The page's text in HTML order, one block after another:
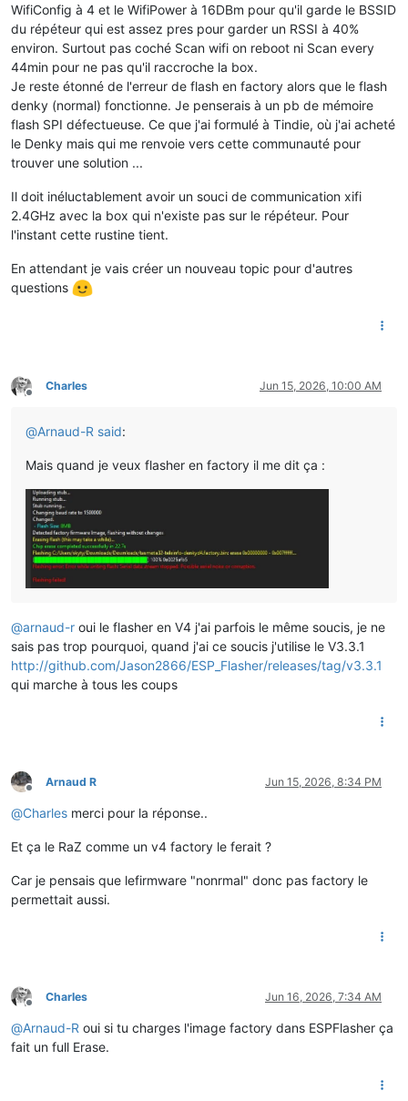
WifiConfig à 4 et le WifiPower à 16DBm pour qu'il garde le BSSID
du répéteur qui est assez pres pour garder un RSSI à 40%
environ. Surtout pas coché Scan wifi on reboot ni Scan every
44min pour ne pas qu'il raccroche la box.
Je reste étonné de l'erreur de flash en factory alors que le flash
denky (normal) fonctionne. Je penserais à un pb de mémoire
flash SPI défectueuse. Ce que j'ai formulé à Tindie, où j'ai acheté
le Denky mais qui me renvoie vers cette communauté pour
trouver une solution ...
Il doit inéluctablement avoir un souci de communication xifi
2.4GHz avec la box qui n'existe pas sur le répéteur. Pour
l'instant cette rustine tient.
En attendant je vais créer un nouveau topic pour d'autres
questions
Offline
Charles Jun 15, 2026, 10:00 AM
@Arnaud-R said:
Mais quand je veux flasher en factory il me dit ça :
@arnaud-r oui le flasher en V4 j'ai parfois le même soucis, je ne
sais pas trop pourquoi, quand j'ai ce soucis j'utilise le V3.3.1
http://github.com/Jason2866/ESP_Flasher/releases/tag/v3.3.1
qui marche à tous les coups
Offline
Arnaud R Jun 15, 2026, 8:34 PM
@Charles merci pour la réponse..
Et ça le RaZ comme un v4 factory le ferait ?
Car je pensais que lefirmware "nonrmal" donc pas factory le
permettait aussi.
Offline
Charles Jun 16, 2026, 7:34 AM
@Arnaud-R oui si tu charges l'image factory dans ESPFlasher ça
fait un full Erase.